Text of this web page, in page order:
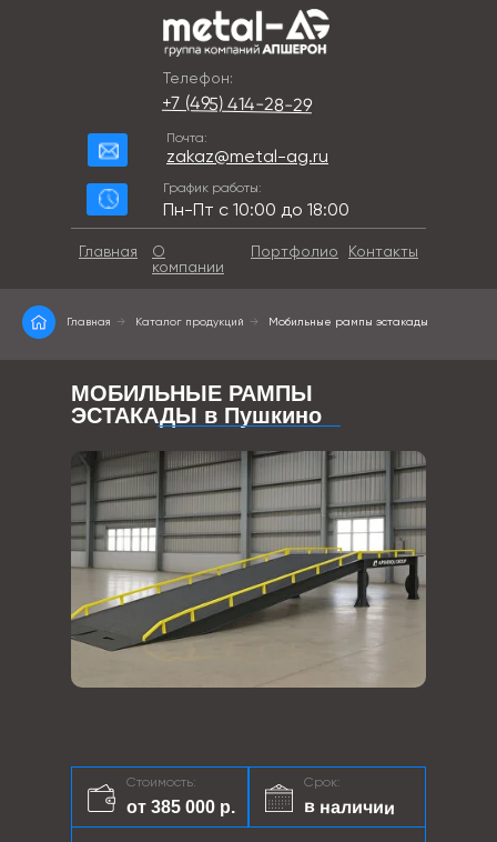
Телефон:
+7 (495) 414-28-29
Почта:
zakaz@metal-ag.ru
График работы:
Пн-Пт с 10:00 до 18:00
Контакты
Портфолио
О
компании
Главная
Главная → Каталог продукций → Мобильные рампы эстакады
МОБИЛЬНЫЕ РАМПЫ
ЭСТАКАДЫ в Пушкино
Срок:
в наличии
Стоимость:
от 385 000 р.